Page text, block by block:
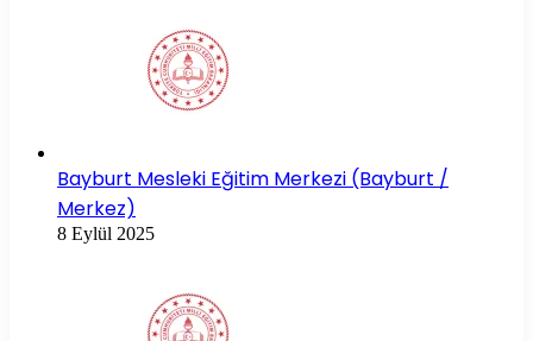
Bayburt Mesleki Eğitim Merkezi (Bayburt /
Merkez)
8 Eylül 2025